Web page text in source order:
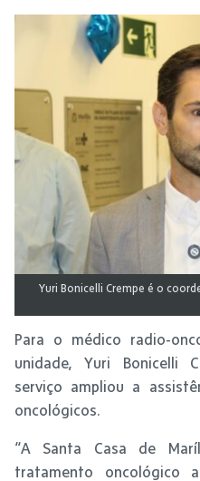
Yuri Bonicelli Crempe é o
Para o médico radio-
unidade, Yuri Bonicelli
serviço ampliou a
oncológicos.
“A Santa Casa de
tratamento oncológico